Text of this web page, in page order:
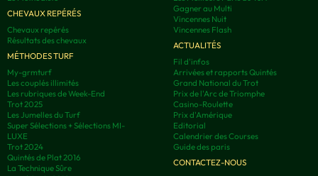
CHEVAUX REPÉRÉS
Chevaux repérés
Résultats des chevaux
MÉTHODES TURF
My-grmturf
Les couplés illimités
Les rubriques de Week-End
Trot 2025
Les Jumelles du Turf
Super Sélections + Sélections MI-
LUXE
Trot 2024
Quintés de Plat 2016
La Technique Sûre
Gagner au Multi
Vincennes Nuit
Vincennes Flash
ACTUALITÉS
Fil d'infos
Arrivées et rapports Quintés
Grand National du Trot
Prix de l'Arc de Triomphe
Casino-Roulette
Prix d'Amérique
Editorial
Calendrier des Courses
Guide des paris
CONTACTEZ-NOUS